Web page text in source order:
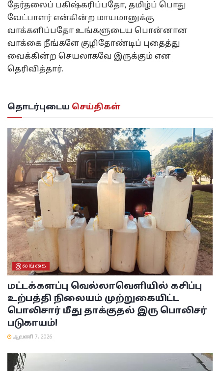
தேர்தலைப் பகிஷ்கரிப்பதோ, தமிழ்ப் பொது
வேட்பாளர் என்கின்ற மாயமானுக்கு
வாக்களிப்பதோ உங்களுடைய பொன்னான
வாக்கை நீங்களே குழிதோண்டிப் புதைத்து
வைக்கின்ற செயலாகவே இருக்கும் என
தெரிவித்தார்.
தொடர்புடைய செய்திகள்
இலங்கை
மட்டக்களப்பு வெல்லாவெளியில் கசிப்பு
உற்பத்தி நிலையம் முற்றுகையிட்ட
பொலிசார் மீது தாக்குதல் இரு பொலிசர்
படுகாயம்!
ஆவணி 7, 2026